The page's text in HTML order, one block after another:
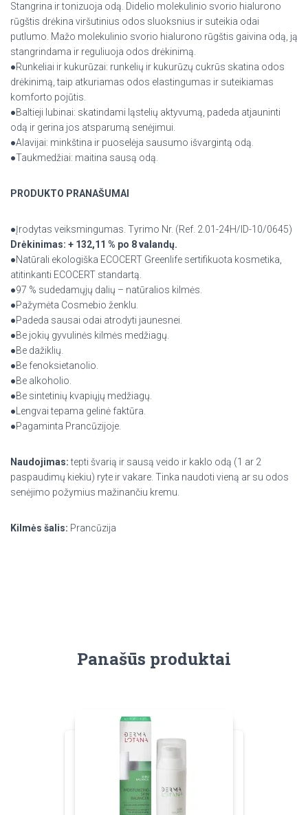
Stangrina ir tonizuoja odą. Didelio molekulinio svorio hialurono
rūgštis drėkina viršutinius odos sluoksnius ir suteikia odai
putlumo. Mažo molekulinio svorio hialurono rūgštis gaivina odą, ją
stangrindama ir reguliuoja odos drėkinimą.
●Runkeliai ir kukurūzai: runkelių ir kukurūzų cukrūs skatina odos
drėkinimą, taip atkuriamas odos elastingumas ir suteikiamas
komforto pojūtis.
●Baltieji lubinai: skatindami ląstelių aktyvumą, padeda atjauninti
odą ir gerina jos atsparumą senėjimui.
●Alavijai: minkština ir puoselėja sausumo išvargintą odą.
●Taukmedžiai: maitina sausą odą.
PRODUKTO PRANAŠUMAI
●Įrodytas veiksmingumas. Tyrimo Nr. (Ref. 2.01-24H/ID-10/0645)
Drėkinimas: + 132,11 % po 8 valandų.
●Natūrali ekologiška ECOCERT Greenlife sertifikuota kosmetika,
atitinkanti ECOCERT standartą.
●97 % sudedamųjų dalių – natūralios kilmės.
●Pažymėta Cosmebio ženklu.
●Padeda sausai odai atrodyti jaunesnei.
●Be jokių gyvulinės kilmės medžiagų.
●Be dažiklių.
●Be fenoksietanolio.
●Be alkoholio.
●Be sintetinių kvapiųjų medžiagų.
●Lengvai tepama gelinė faktūra.
●Pagaminta Prancūzijoje.
Naudojimas: tepti švarią ir sausą veido ir kaklo odą (1 ar 2
paspaudimų kiekiu) ryte ir vakare. Tinka naudoti vieną ar su odos
senėjimo požymius mažinančiu kremu.
Kilmės šalis: Prancūzija
Panašūs produktai